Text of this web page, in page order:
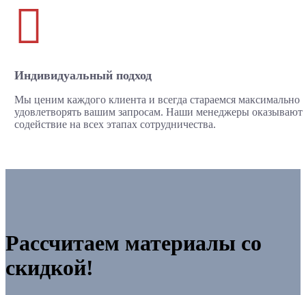

Индивидуальный подход
Мы ценим каждого клиента и всегда стараемся максимально
удовлетворять вашим запросам. Наши менеджеры оказывают
содействие на всех этапах сотрудничества.
Рассчитаем материалы со
скидкой!